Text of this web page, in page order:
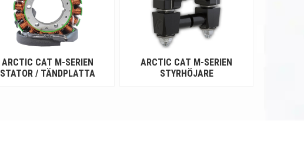
ARCTIC CAT M-SERIEN
STATOR / TÄNDPLATTA
ARCTIC CAT M-SERIEN
STYRHÖJARE